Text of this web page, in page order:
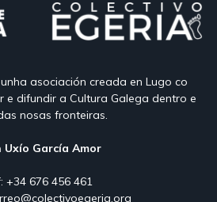
asociación creada en Lugo co
e difundir a Cultura Galega dentro e
nosas fronteiras.
Uxío García Amor
+34 676 456 461